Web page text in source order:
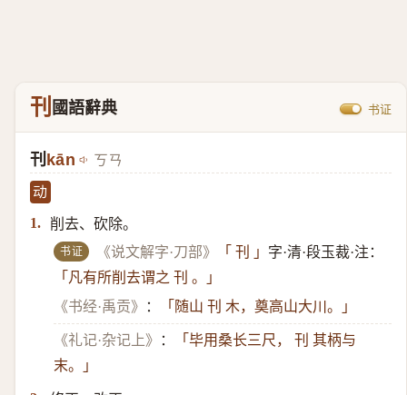
刊 國語辭典 书证
刊 kān ㄎㄢ
动
1.
削去、砍除。
书证 《说文解字·刀部》 「 刊 」 字·清·段玉裁·注：
「凡有所削去谓之 刊 。」
《书经·禹贡》
： 「随山 刊 木，奠高山大川。」
《礼记·杂记上》 ：
「毕用桑长三尺， 刊 其柄与
末。」